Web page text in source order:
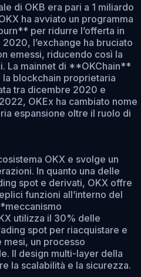
di OKB era pari a 1 miliardo
ha avviato un programma
per ridurre l’offerta in
l’exchange ha bruciato
emessi, riducendo così la
La mainnet di **OKChain**
blockchain proprietaria
tra dicembre 2020 e
OKEx ha cambiato nome
espansione oltre il ruolo di
OKX e svolge un
In quanto una delle
spot e derivati, OKX offre
funzioni all’interno del
utilizza il 30% delle
spot per riacquistare e
mesi, un processo
Il design multi-layer della
la scalabilità e la sicurezza.